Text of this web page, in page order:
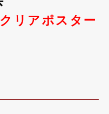
リアポスター